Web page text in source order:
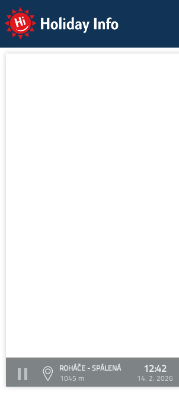
Holiday Info
ROHÁČE - SPÁLENÁ
1045 m
12:42
14. 2. 2026